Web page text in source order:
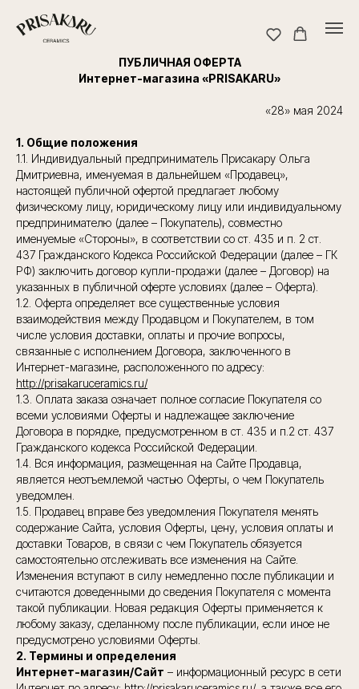
ПУБЛИЧНАЯ ОФЕРТА
Интернет-магазина «PRISAKARU»
«28» мая 2024
1. Общие положения
1.1. Индивидуальный предприниматель Присакару Ольга
Дмитриевна, именуемая в дальнейшем «Продавец»,
настоящей публичной офертой предлагает любому
физическому лицу, юридическому лицу или индивидуальному
предпринимателю (далее – Покупатель), совместно
именуемые «Стороны», в соответствии со ст. 435 и п. 2 ст.
437 Гражданского Кодекса Российской Федерации (далее – ГК
РФ) заключить договор купли-продажи (далее – Договор) на
указанных в публичной оферте условиях (далее – Оферта).
1.2. Оферта определяет все существенные условия
взаимодействия между Продавцом и Покупателем, в том
числе условия доставки, оплаты и прочие вопросы,
связанные с исполнением Договора, заключенного в
Интернет-магазине, расположенного по адресу:
http://prisakaruceramics.ru/
1.3. Оплата заказа означает полное согласие Покупателя со
всеми условиями Оферты и надлежащее заключение
Договора в порядке, предусмотренном в ст. 435 и п.2 ст. 437
Гражданского кодекса Российской Федерации.
1.4. Вся информация, размещенная на Сайте Продавца,
является неотъемлемой частью Оферты, о чем Покупатель
уведомлен.
1.5. Продавец вправе без уведомления Покупателя менять
содержание Сайта, условия Оферты, цену, условия оплаты и
доставки Товаров, в связи с чем Покупатель обязуется
самостоятельно отслеживать все изменения на Сайте.
Изменения вступают в силу немедленно после публикации и
считаются доведенными до сведения Покупателя с момента
такой публикации. Новая редакция Оферты применяется к
любому заказу, сделанному после публикации, если иное не
предусмотрено условиями Оферты.
2. Термины и определения
Интернет-магазин/Сайт – информационный ресурс в сети